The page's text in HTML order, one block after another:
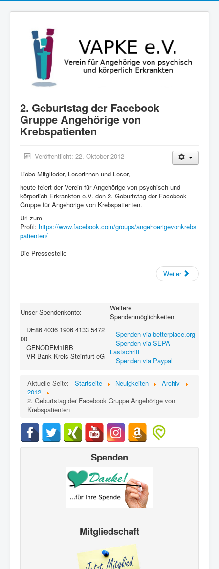
2. Geburtstag der Facebook
Gruppe Angehörige von
Krebspatienten
Veröffentlicht: 22. Oktober 2012
Liebe Mitglieder, Leserinnen und Leser,
heute feiert der Verein für Angehörige von psychisch und
körperlich Erkrankten e.V. den 2. Geburtstag der Facebook
Gruppe für Angehörige von Krebspatienten.
Url zum
Profil: https://www.facebook.com/groups/angehoerigevonkrebs
patienten/
Die Pressestelle
Weiter
Unser Spendenkonto:
DE86 4036 1906 4133 5472
00
GENODEM1IBB
VR-Bank Kreis Steinfurt eG
Weitere
Spendenmöglichkeiten:
Spenden via betterplace.org
Spenden via SEPA
Lastschrift
Spenden via Paypal
Aktuelle Seite: Startseite Neuigkeiten
Archiv
2012
2. Geburtstag der Facebook Gruppe Angehörige von
Krebspatienten
Spenden
Mitgliedschaft